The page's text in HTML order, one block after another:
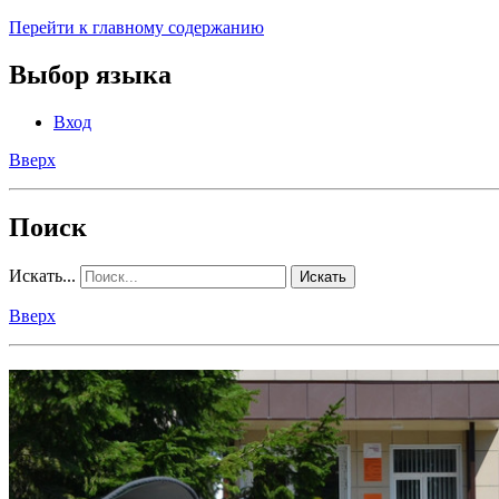
Перейти к главному содержанию
Выбор языка
Вход
Вверх
Поиск
Искать... Искать
Вверх